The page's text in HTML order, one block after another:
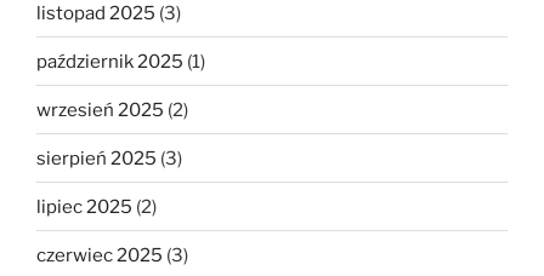
listopad 2025 (3)
październik 2025 (1)
wrzesień 2025 (2)
sierpień 2025 (3)
lipiec 2025 (2)
czerwiec 2025 (3)